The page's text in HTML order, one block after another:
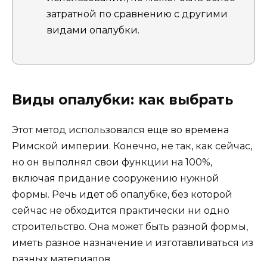
затратной по сравнению с другими
видами опалубки.
Виды опалубки: как выбрать
Этот метод использовался еще во времена
Римской империи. Конечно, не так, как сейчас,
но он выполнял свои функции на 100%,
включая придание сооружению нужной
формы. Речь идет об опалубке, без которой
сейчас не обходится практически ни одно
строительство. Она может быть разной формы,
иметь разное назначение и изготавливаться из